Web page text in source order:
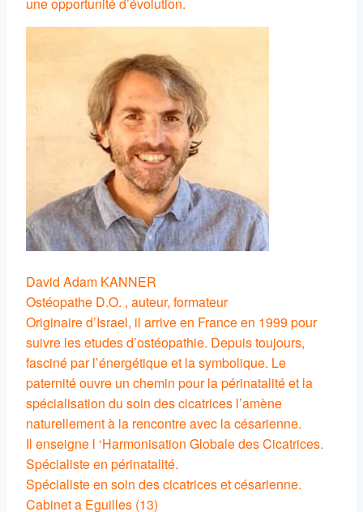
David Adam KANNER
Ostéopathe D.O. , auteur, formateur
Originaire d’Israel, il arrive en France en 1999 pour
suivre les etudes d’ostéopathie. Depuis toujours,
fasciné par l’énergétique et la symbolique. Le
paternité ouvre un chemin pour la périnatalité et la
spécialisation du soin des cicatrices l’amène
naturellement à la rencontre avec la césarienne.
Il enseigne l ‘Harmonisation Globale des Cicatrices.
Spécialiste en périnatalité.
Spécialiste en soin des cicatrices et césarienne.
Cabinet a Eguilles (13)